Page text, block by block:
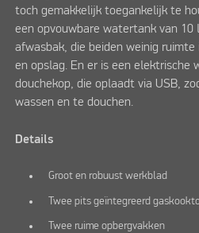
toch gemakkelijk toegankelijk te
een opvouwbare watertank van 10
afwasbak, die beiden weinig
en opslag. En er is een elektrische
douchekop, die oplaadt via USB,
wassen en te douchen.
Details
Groot en robuust werkblad
Twee pits geïntegreerd
Twee ruime opbergvakken